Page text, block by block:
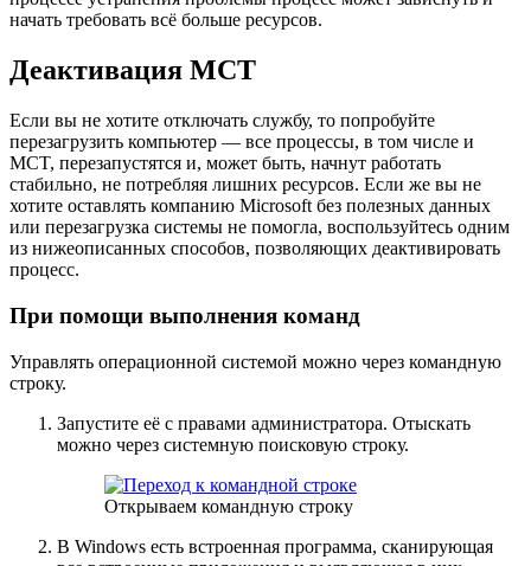
начать требовать всё больше ресурсов.
Деактивация MCT
Если вы не хотите отключать службу, то попробуйте
перезагрузить компьютер — все процессы, в том числе и
MCT, перезапустятся и, может быть, начнут работать
стабильно, не потребляя лишних ресурсов. Если же вы не
хотите оставлять компанию Microsoft без полезных данных
или перезагрузка системы не помогла, воспользуйтесь одним
из нижеописанных способов, позволяющих деактивировать
процесс.
При помощи выполнения команд
Управлять операционной системой можно через командную
строку.
Запустите её с правами администратора. Отыскать
можно через системную поисковую строку.
Открываем командную строку
В Windows есть встроенная программа, сканирующая